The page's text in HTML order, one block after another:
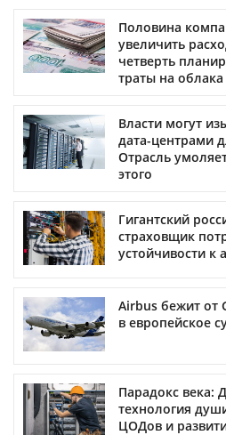
Половина
увеличить
четверть
траты на облака
Власти могут
дата-центрами
Отрасль
этого
Гигантский
страховщик
устойчивости к
Airbus бежит от
в европейское
Парадокс века:
технология
ЦОДов и